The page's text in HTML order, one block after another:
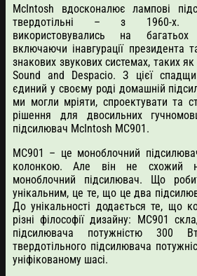
McIntosh вдосконалює лампові
твердотільні – з 1960-х.
використовувались на багатьох
включаючи інавгурації президента
знакових звукових системах, таких
Sound and Despacio. З цієї
єдиний у своєму роді домашній
ми могли мріяти, спроектувати та
рішення для двосильних
підсилювач McIntosh MC901.
MC901 – це моноблочний
колонкою. Але він не схожий
моноблочний підсилювач. Що
унікальним, це те, що це два
До унікальності додається те, що
різні філософії дизайну: MC901
підсилювача потужністю 300
твердотільного підсилювача
уніфікованому шасі.